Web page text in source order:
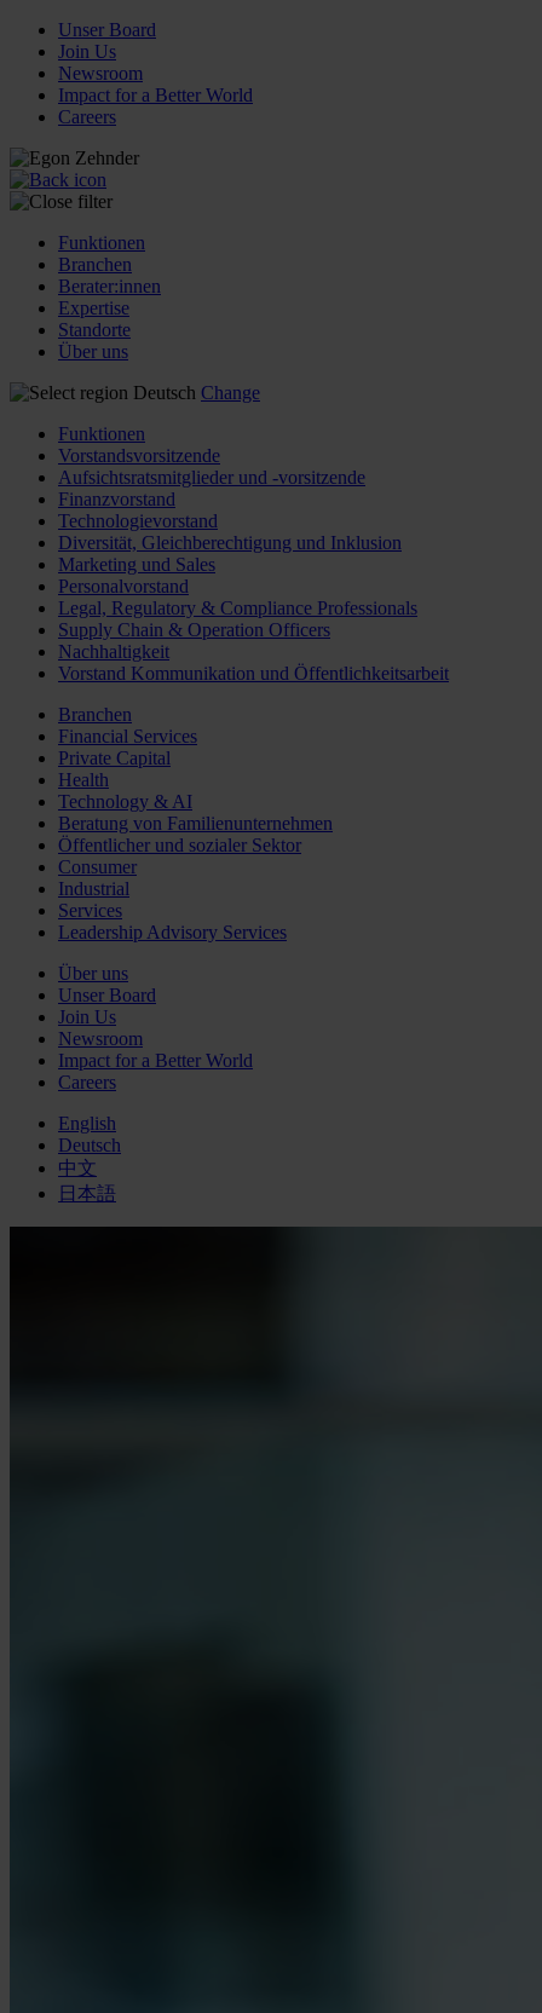
Unser Board
Join Us
Newsroom
Impact for a Better World
Careers
Funktionen
Branchen
Berater:innen
Expertise
Standorte
Über uns
Deutsch Change
Funktionen
Vorstandsvorsitzende
Aufsichtsratsmitglieder und -vorsitzende
Finanzvorstand
Technologievorstand
Diversität, Gleichberechtigung und Inklusion
Marketing und Sales
Personalvorstand
Legal, Regulatory & Compliance Professionals
Supply Chain & Operation Officers
Nachhaltigkeit
Vorstand Kommunikation und Öffentlichkeitsarbeit
Branchen
Financial Services
Private Capital
Health
Technology & AI
Beratung von Familienunternehmen
Öffentlicher und sozialer Sektor
Consumer
Industrial
Services
Leadership Advisory Services
Über uns
Unser Board
Join Us
Newsroom
Impact for a Better World
Careers
English
Deutsch
中文
日本語